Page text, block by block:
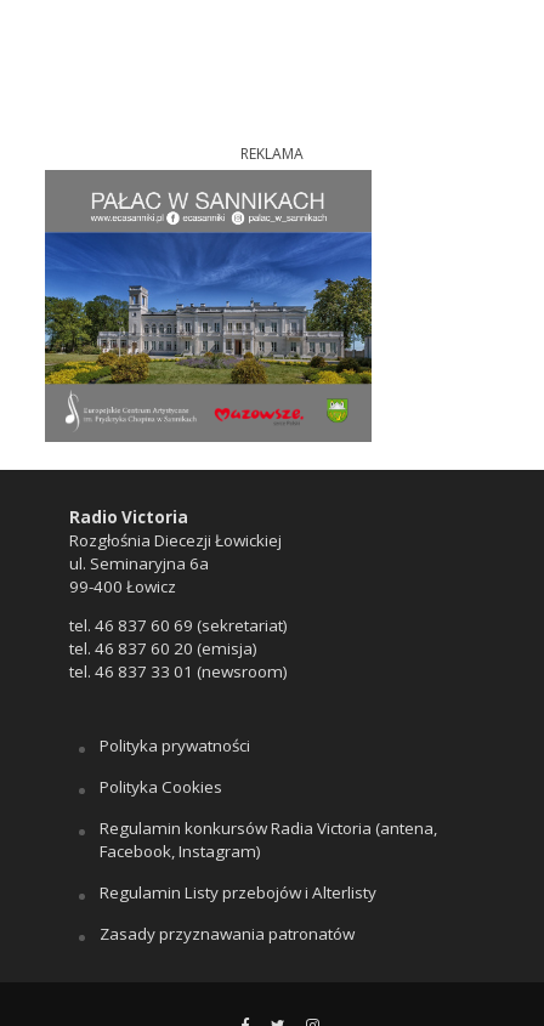
REKLAMA
Radio Victoria
Rozgłośnia Diecezji Łowickiej
ul. Seminaryjna 6a
99-400 Łowicz
tel. 46 837 60 69 (sekretariat)
tel. 46 837 60 20 (emisja)
tel. 46 837 33 01 (newsroom)
Polityka prywatności
Polityka Cookies
Regulamin konkursów Radia Victoria (antena,
Facebook, Instagram)
Regulamin Listy przebojów i Alterlisty
Zasady przyznawania patronatów